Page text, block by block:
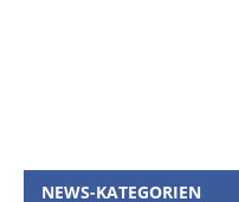
NEWS-KATEGORIEN